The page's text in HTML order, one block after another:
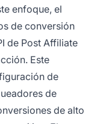
enfoque, el
de conversión
de Post Affiliate
Este
de
de
de alto